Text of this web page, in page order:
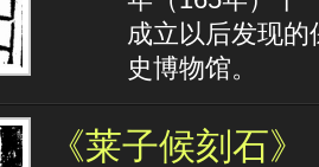
成立以后发现
史博物馆。
《莱子候刻石》